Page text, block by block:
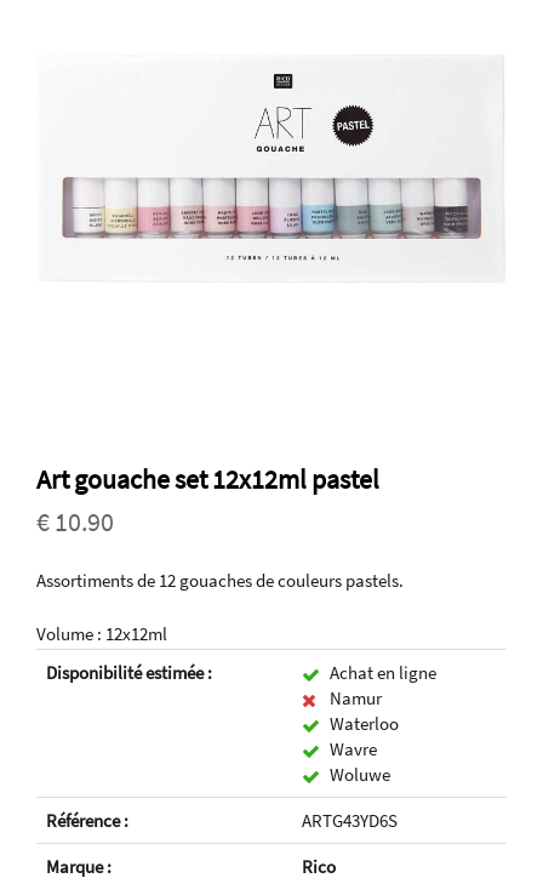
Art gouache set 12x12ml pastel
€ 10.90
Assortiments de 12 gouaches de couleurs pastels.
Volume : 12x12ml
Disponibilité estimée :
Achat en ligne
Namur
Waterloo
Wavre
Woluwe
Référence :
ARTG43YD6S
Marque :
Rico